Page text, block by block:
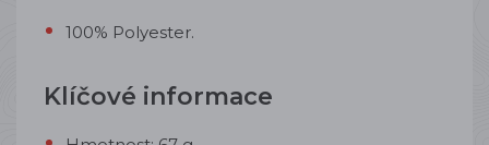
100% Polyester.
Klíčové informace